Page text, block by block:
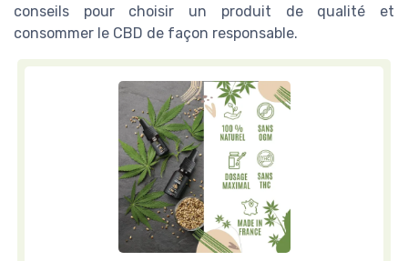
conseils pour choisir un produit de qualité et
consommer le CBD de façon responsable.